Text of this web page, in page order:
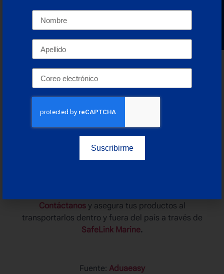
La digitalización de trámites y la implementación de
tecnologías avanzadas, como la inteligencia
artificial, han sido algunas de las iniciativas
adoptadas en los últimos años
aún queda un largo camino por recorrer para que el
sistema sea completamente ágil y transparente.
En resumen, las
aduanasson una pieza fundamental
abarcadesde la recaudación de impuestos hasta la
protección del mercado interno
Contáctanosy asegura tus productos al
transportarlos dentro y fuera del país a través de
SafeLink Marine.
Fuente: Aduaeasy
Suscribirme